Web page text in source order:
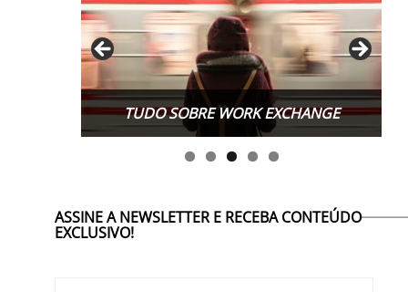
TUDO SOBRE WORK EXCHANGE
ASSINE A NEWSLETTER E RECEBA CONTEÚDO
EXCLUSIVO!